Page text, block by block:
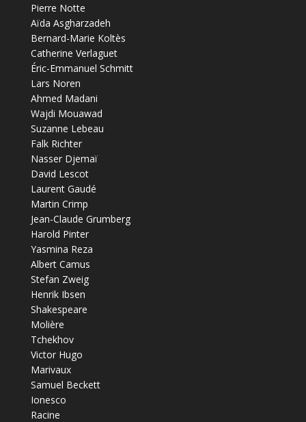
Pierre Notte
Aïda Asgharzadeh
Bernard-Marie Koltès
Catherine Verlaguet
Éric-Emmanuel Schmitt
Lars Noren
Ahmed Madani
Wajdi Mouawad
Suzanne Lebeau
Falk Richter
Nasser Djemaï
David Lescot
Laurent Gaudé
Martin Crimp
Jean-Claude Grumberg
Harold Pinter
Yasmina Reza
Albert Camus
Stefan Zweig
Henrik Ibsen
Shakespeare
Molière
Tchekhov
Victor Hugo
Marivaux
Samuel Beckett
Ionesco
Racine